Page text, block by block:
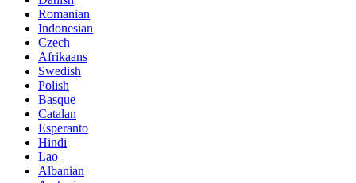
Romanian
Indonesian
Czech
Afrikaans
Swedish
Polish
Basque
Catalan
Esperanto
Hindi
Lao
Albanian